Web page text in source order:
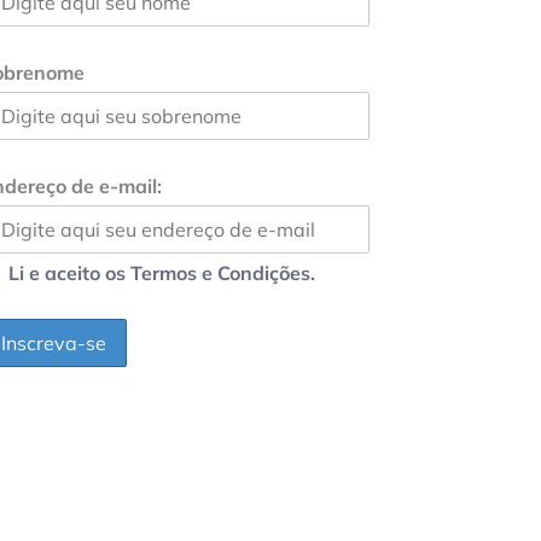
de e-mail:
Li e aceito os Termos e Condições.